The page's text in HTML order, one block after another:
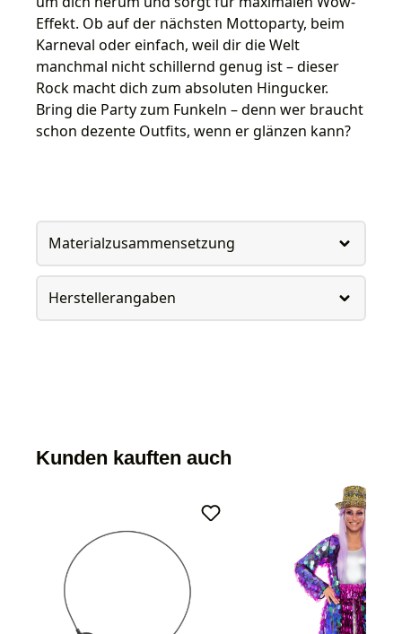
Effekt. Ob auf der nächsten Mottoparty, beim
Karneval oder einfach, weil dir die Welt
manchmal nicht schillernd genug ist – dieser
Rock macht dich zum absoluten Hingucker.
Bring die Party zum Funkeln – denn wer braucht
schon dezente Outfits, wenn er glänzen kann?
Materialzusammensetzung
Herstellerangaben
Kunden kauften auch